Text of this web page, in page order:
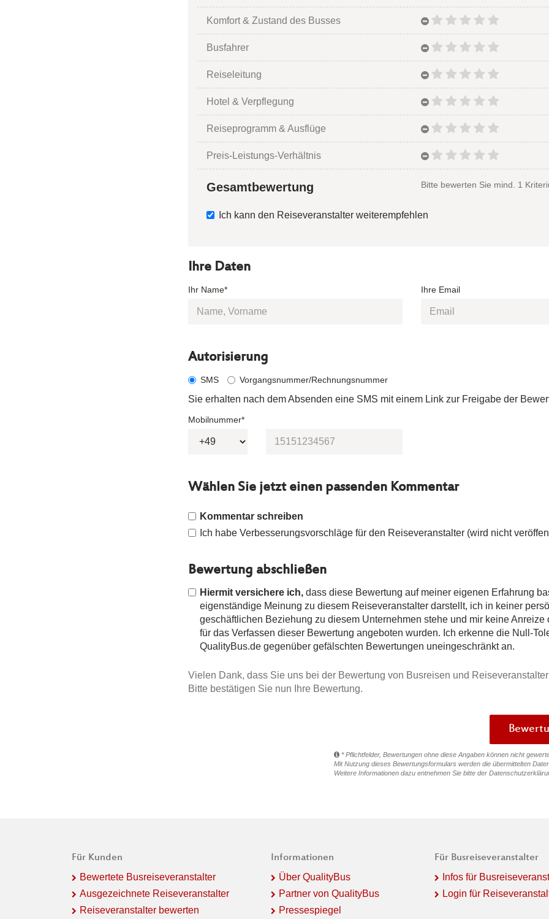
Komfort & Zustand des Busses
Busfahrer
Reiseleitung
Hotel & Verpflegung
Reiseprogramm & Ausflüge
Preis-Leistungs-Verhältnis
Gesamtbewertung Bitte bewerten Sie mind. 1
Ich kann den Reiseveranstalter weiterempfehlen
Ihre Daten
Ihr Name* Ihre Email
Autorisierung
SMS Vorgangsnummer/Rechnungsnummer
Sie erhalten nach dem Absenden eine SMS mit einem Link zur Freigabe der
Mobilnummer*
Wählen Sie jetzt einen passenden Kommentar
Kommentar schreiben
Ich habe Verbesserungsvorschläge für den Reiseveranstalter (wird nicht
Bewertung abschließen
Hiermit versichere ich, dass diese Bewertung auf meiner eigenen Erfahrung
eigenständige Meinung zu diesem Reiseveranstalter darstellt, ich in keiner
geschäftlichen Beziehung zu diesem Unternehmen stehe und mir keine Anreize
für das Verfassen dieser Bewertung angeboten wurden. Ich erkenne die Null-
QualityBus.de gegenüber gefälschten Bewertungen uneingeschränkt an.
Vielen Dank, dass Sie uns bei der Bewertung von Busreisen und
Bitte bestätigen Sie nun Ihre Bewertung.
* Pflichtfelder, Bewertungen ohne diese Angaben können nicht
Mit Nutzung dieses Bewertungsformulars werden die übermittelten
Weitere Informationen dazu entnehmen Sie bitte der
Für Kunden
Bewertete Busreiseveranstalter
Ausgezeichnete Reiseveranstalter
Reiseveranstalter bewerten
Informationen
Über QualityBus
Partner von QualityBus
Pressespiegel
Für Busreiseveranstalter
Infos für
Login für